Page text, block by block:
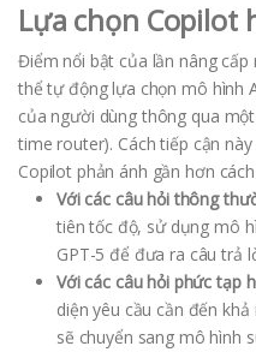
Lựa chọn Copilot
Điểm nổi bật của lần nâng cấp
thể tự động lựa chọn mô hình
của người dùng thông qua
time router). Cách tiếp cận
Copilot phản ánh gần hơn
Với các câu hỏi thông
tiên tốc độ, sử dụng mô
GPT-5 để đưa ra câu trả
Với các câu hỏi phức tạp
diện yêu cầu cần đến
sẽ chuyển sang mô hình